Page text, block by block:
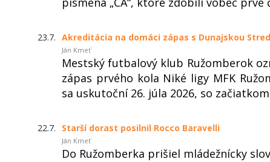
23.7. Akreditácia na domáci zápas s Dunajskou
Ján Kmeť
Mestský futbalový klub Ružomberok
zápas prvého kola Niké ligy MFK
sa uskutoční 26. júla 2026, so
22.7. Starší dorast posilnil Rocco Baravelli
Ján Kmeť
Do Ružomberka prišiel mládežnícky